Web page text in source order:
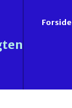
Forside